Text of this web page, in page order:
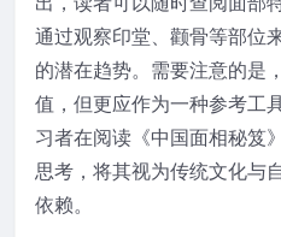
通过观察印堂、颧骨等部位
的潜在趋势。需要注意的是
值，但更应作为一种参考工
习者在阅读《中国面相秘笈
思考，将其视为传统文化与
依赖。